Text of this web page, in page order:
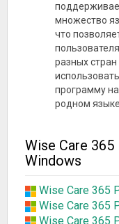
множество
что
разных стран
использовать
программу
родном
Wise Care
Windows
Wise Care 365
Wise Care 365
Wise Care 365